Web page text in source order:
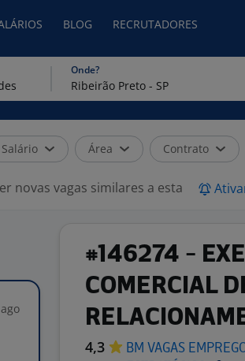
BLOG RECRUTADORES
Onde?
Salário Área Contrato
novas vagas similares a esta
#146274 -
COMERCIAL
4,3
BM VAGAS